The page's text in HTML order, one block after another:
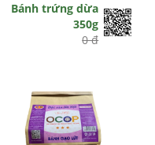
Bánh trứng dừa
350g
0 đ